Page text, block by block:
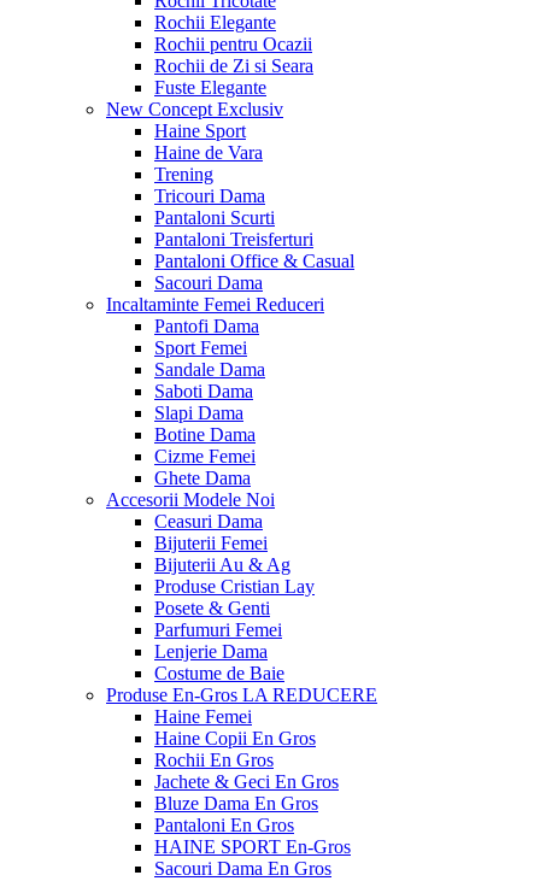
Rochii Elegante
Rochii pentru Ocazii
Rochii de Zi si Seara
Fuste Elegante
New Concept Exclusiv
Haine Sport
Haine de Vara
Trening
Tricouri Dama
Pantaloni Scurti
Pantaloni Treisferturi
Pantaloni Office & Casual
Sacouri Dama
Incaltaminte Femei Reduceri
Pantofi Dama
Sport Femei
Sandale Dama
Saboti Dama
Slapi Dama
Botine Dama
Cizme Femei
Ghete Dama
Accesorii Modele Noi
Ceasuri Dama
Bijuterii Femei
Bijuterii Au & Ag
Produse Cristian Lay
Posete & Genti
Parfumuri Femei
Lenjerie Dama
Costume de Baie
Produse En-Gros LA REDUCERE
Haine Femei
Haine Copii En Gros
Rochii En Gros
Jachete & Geci En Gros
Bluze Dama En Gros
Pantaloni En Gros
HAINE SPORT En-Gros
Sacouri Dama En Gros